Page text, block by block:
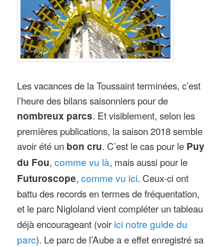
Les vacances de la Toussaint terminées, c’est
l’heure des bilans saisonniers pour de
nombreux parcs. Et visiblement, selon les
premières publications, la saison 2018 semble
avoir été un bon cru. C’est le cas pour le Puy
du Fou,comme vu là, mais aussi pour le
Futuroscope,comme vu ici. Ceux-ci ont
battu des records en termes de fréquentation,
et le parc Nigloland vient compléter un tableau
déjà encourageant (voir ici notre guide du
parc). Le parc de l’Aube a e effet enregistré sa